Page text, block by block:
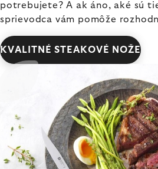
potrebujete? A ak áno, aké sú
sprievodca vám pomôže
KVALITNÉ STEAKOVÉ NOŽE